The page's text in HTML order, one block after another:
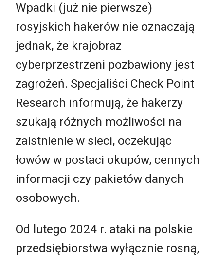
Wpadki (już nie pierwsze)
rosyjskich hakerów nie oznaczają
jednak, że krajobraz
cyberprzestrzeni pozbawiony jest
zagrożeń. Specjaliści Check Point
Research informują, że hakerzy
szukają różnych możliwości na
zaistnienie w sieci, oczekując
łowów w postaci okupów, cennych
informacji czy pakietów danych
osobowych.
Od lutego 2024 r. ataki na polskie
przedsiębiorstwa wyłącznie rosną,